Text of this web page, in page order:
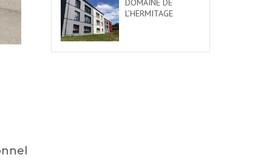
DOMAINE DE
L’HERMITAGE